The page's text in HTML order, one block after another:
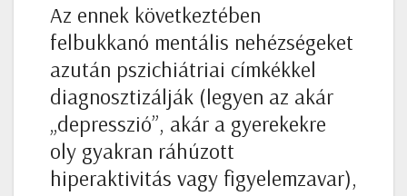
Az ennek következtében
felbukkanó mentális nehézségeket
azután pszichiátriai címkékkel
diagnosztizálják (legyen az akár
„depresszió”, akár a gyerekekre
oly gyakran ráhúzott
hiperaktivitás vagy figyelemzavar),